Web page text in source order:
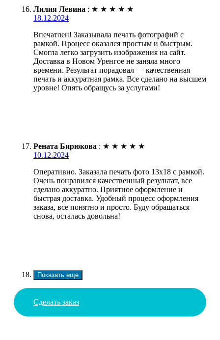
Лилия Левина : ★ ★ ★ ★ ★
18.12.2024
Впечатлен! Заказывала печать фотографий с
рамкой. Процесс оказался простым и быстрым.
Смогла легко загрузить изображения на сайт.
Доставка в Новом Уренгое не заняла много
времени. Результат порадовал — качественная
печать и аккуратная рамка. Все сделано на высшем
уровне! Опять обращусь за услугами!
Рената Бирюкова : ★ ★ ★ ★ ★
10.12.2024
Оперативно. Заказала печать фото 13х18 с рамкой.
Очень понравился качественный результат, все
сделано аккуратно. Приятное оформление и
быстрая доставка. Удобный процесс оформления
заказа, все понятно и просто. Буду обращаться
снова, осталась довольна!
Показать еще
Сделать заказ